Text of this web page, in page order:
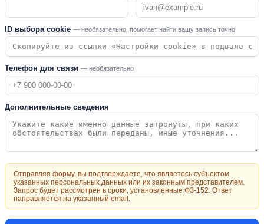
ID выбора cookie — необязательно, помогает найти вашу запись точно
Телефон для связи — необязательно
Дополнительные сведения
Отправляя форму, вы подтверждаете, что являетесь субъектом
указанных персональных данных или их законным представителем.
Запрос будет рассмотрен в сроки, установленные ФЗ-152. Ответ
направляется на указанный email.